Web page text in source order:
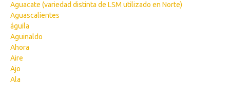
Aguacate (variedad distinta de LSM utilizado en Norte)
Aguascalientes
águila
Aguinaldo
Ahora
Aire
Ajo
Ala